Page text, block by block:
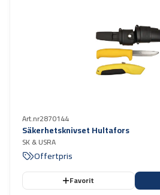
Art.nr2870144
Säkerhetsknivset Hultafors
SK & USRA
Offertpris
Favorit